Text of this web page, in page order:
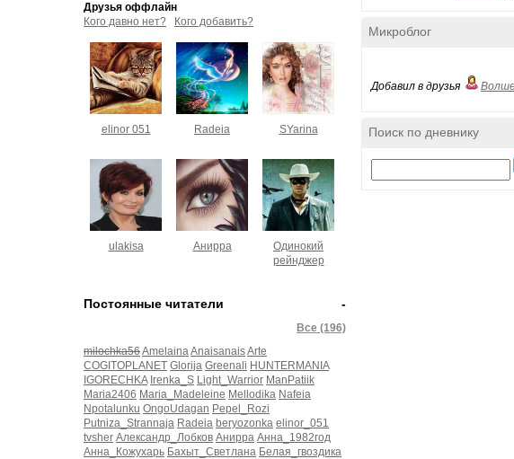
Друзья оффлайн
Кого давно нет?
Кого добавить?
elinor 051 Radeia SYarina
ulakisa Анирра
Одинокий
рейнджер
-
Постоянные читатели
Все (196)
milochka56AmelainaAnaisanaisArte
COGITOPLANET Glorija Greenali HUNTERMANIA
IGORECHKA Irenka_S Light_Warrior ManPatiik
Maria2406 Maria_Madeleine Mellodika Nafeia
Npotalunku OngoUdagan Pepel_Rozi
Putniza_Strannaja Radeia beryozonka elinor_051
tvsher Александр_Лобков Анирра Анна_1982год
Анна_Кожухарь Бахыт_Светлана Белая_гвоздика
Микроблог
Добавил в друзья
Поиск по дневнику